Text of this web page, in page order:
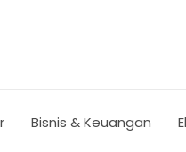
Bisnis & Keuangan